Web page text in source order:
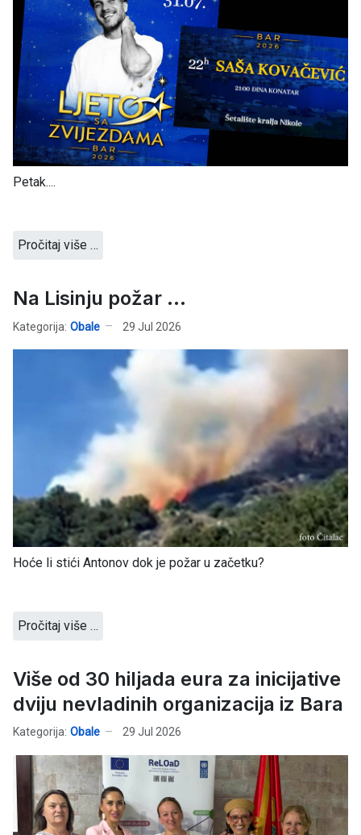
Petak....
Pročitaj više …
Na Lisinju požar ...
Kategorija: Obale 29 Jul 2026
Hoće li stići Antonov dok je požar u začetku?
Pročitaj više …
Više od 30 hiljada eura za inicijative
dviju nevladinih organizacija iz Bara
Kategorija: Obale 29 Jul 2026